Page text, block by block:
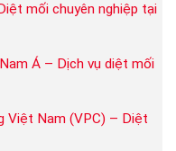
mối chuyên nghiệp tại
Á – Dịch vụ diệt mối
Việt Nam (VPC) – Diệt